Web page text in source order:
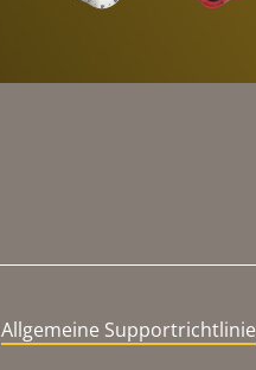
Allgemeine Supportrichtlinie